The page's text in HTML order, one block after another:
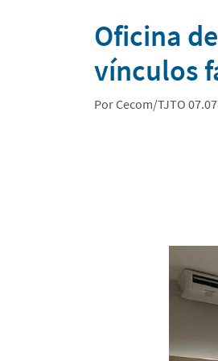
Notícias
Oficina
vínculos
Por Cecom/TJTO